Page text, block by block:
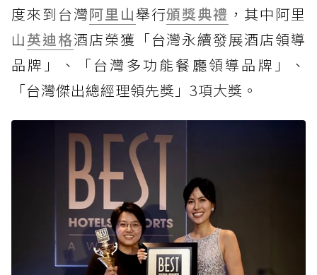
度來到台灣阿里山舉行頒獎典禮 ，其中阿里
山英迪格酒店榮獲「台灣永續發展酒店領導
品牌」、「台灣多功能餐廳領導品牌」、
「台灣傑出總經理領先獎」3項大獎。